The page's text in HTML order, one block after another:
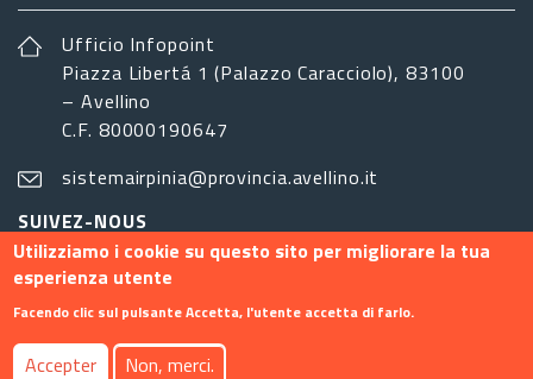
Ufficio Infopoint
Piazza Libertá 1 (Palazzo Caracciolo), 83100
– Avellino
C.F. 80000190647
sistemairpinia@provincia.avellino.it
SUIVEZ-NOUS
Footer menu
Contact Info
Utilizziamo i cookie su questo sito per migliorare la tua
esperienza utente
Facendo clic sul pulsante Accetta, l'utente accetta di farlo.
Accepter Non, merci.